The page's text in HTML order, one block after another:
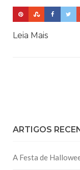
Leia Mais
ARTIGOS
A Festa de